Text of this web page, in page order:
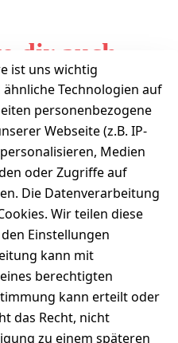
dir auch
ist uns wichtig
Technologien auf
personenbezogene
Webseite (z.B. IP-
Medien
oder Zugriffe auf
Die Datenverarbeitung
Wir teilen diese
Einstellungen
kann mit
berechtigten
kann erteilt oder
das Recht, nicht
zu einem späteren